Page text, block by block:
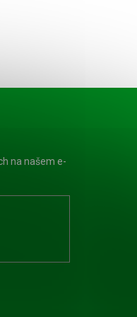
na našem e-